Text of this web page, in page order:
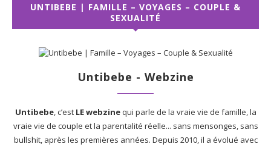
UNTIBEBE | FAMILLE – VOYAGES – COUPLE &
SEXUALITÉ
Untibebe - Webzine
Untibebe, c’est LE webzinequi parle de la vraie vie de famille, la
vraie vie de couple et la parentalité réelle... sans mensonges, sans
bullshit, après les premières années. Depuis 2010, il a évolué avec